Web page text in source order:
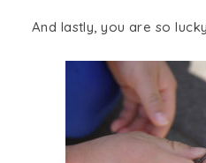
And lastly, you are so